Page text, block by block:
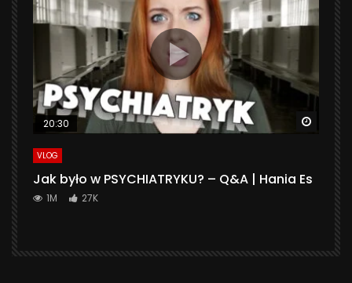
20:30
VLOG
Jak było w PSYCHIATRYKU? – Q&A | Hania Es
1M 27K